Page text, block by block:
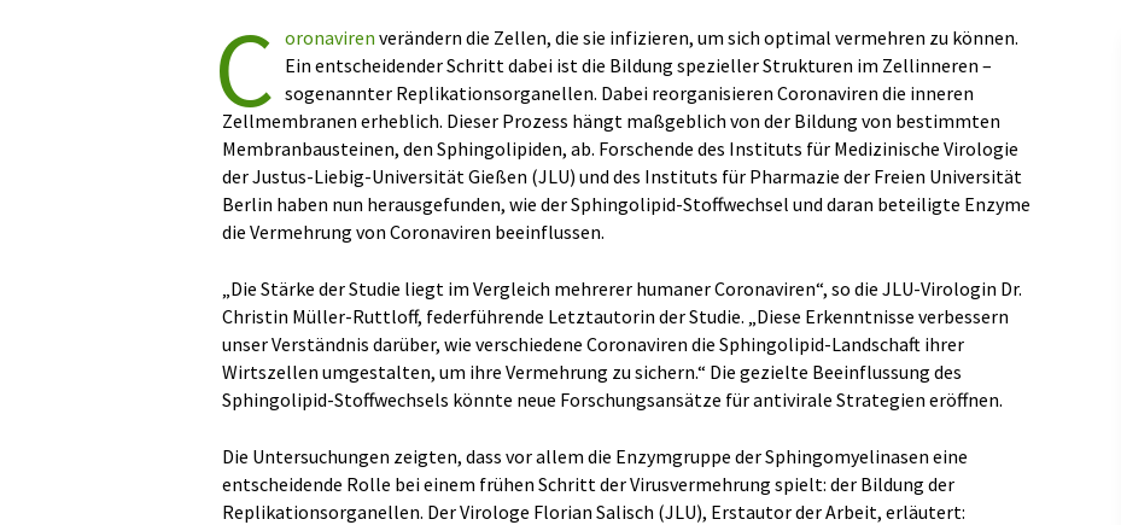
C oronaviren verändern die Zellen, die sie infizieren, um sich optimal vermehren zu können.
Ein entscheidender Schritt dabei ist die Bildung spezieller Strukturen im Zellinneren –
sogenannter Replikationsorganellen. Dabei reorganisieren Coronaviren die inneren
Zellmembranen erheblich. Dieser Prozess hängt maßgeblich von der Bildung von bestimmten
Membranbausteinen, den Sphingolipiden, ab. Forschende des Instituts für Medizinische Virologie
der Justus-Liebig-Universität Gießen (JLU) und des Instituts für Pharmazie der Freien Universität
Berlin haben nun herausgefunden, wie der Sphingolipid-Stoffwechsel und daran beteiligte Enzyme
die Vermehrung von Coronaviren beeinflussen.
„Die Stärke der Studie liegt im Vergleich mehrerer humaner Coronaviren“, so die JLU-Virologin Dr.
Christin Müller-Ruttloff, federführende Letztautorin der Studie. „Diese Erkenntnisse verbessern
unser Verständnis darüber, wie verschiedene Coronaviren die Sphingolipid-Landschaft ihrer
Wirtszellen umgestalten, um ihre Vermehrung zu sichern.“ Die gezielte Beeinflussung des
Sphingolipid-Stoffwechsels könnte neue Forschungsansätze für antivirale Strategien eröffnen.
Die Untersuchungen zeigten, dass vor allem die Enzymgruppe der Sphingomyelinasen eine
entscheidende Rolle bei einem frühen Schritt der Virusvermehrung spielt: der Bildung der
Replikationsorganellen. Der Virologe Florian Salisch (JLU), Erstautor der Arbeit, erläutert: